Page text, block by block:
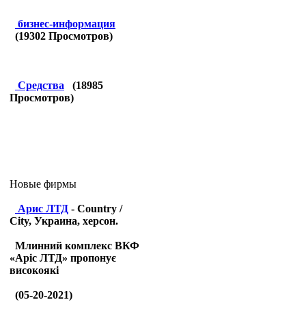
бизнес-информация
(19302 Просмотров)
Средства (18985
Просмотров)
Новые фирмы
Арис ЛТД - Country /
City, Украина, херсон.
Млинний комплекс ВКФ
«Аріс ЛТД» пропонує
високоякі
(05-20-2021)